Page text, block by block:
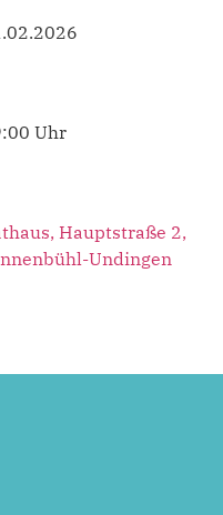
Uhr
Hauptstraße 2,
Undingen